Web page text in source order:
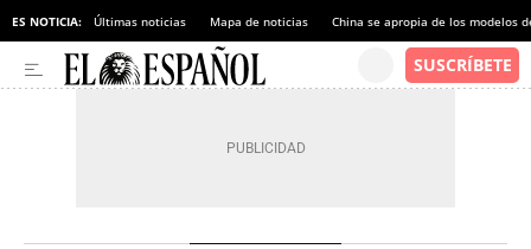
ES NOTICIA: Últimas noticias Mapa de noticias China se apropia de los modelos